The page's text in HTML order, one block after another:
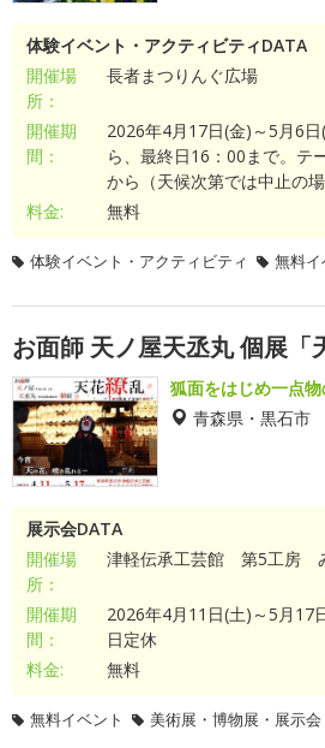
体験イベント・アクティビティDATA
開催場
所：
長者まつりんぐ広場
開催期
間：
2026年4月17日(金)～5月6
ら、最終日16：00まで。テ
から（天候次第では中止の場
料金:
無料
体験イベント・アクティビティ 無料イ
お面師 天ノ屋天丞丸 個展「
狐面をはじめ一点
青森県・黒石市
展示会DATA
開催場
所：
津軽伝承工芸館 第5工房
開催期
間：
2026年4月11日(土)～5月17
日定休
料金:
無料
無料イベント 美術展・博物展・展示会